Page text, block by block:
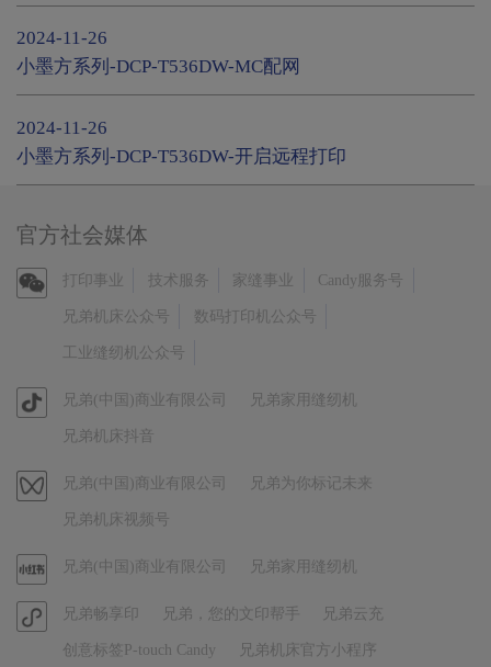
2024-11-26
小墨方系列-DCP-T536DW-MC配网
2024-11-26
小墨方系列-DCP-T536DW-开启远程打印
官方社会媒体
官
信
打印事业 技术服务 家缝事业 Candy服务号
兄弟机床公众号 数码打印机公众号
工业缝纫机公众号
官
音
兄弟(中国)商业有限公司 兄弟家用缝纫机
兄弟机床抖音
视兄弟(中国)商业有限公司 兄弟为你标记未来
兄弟机床视频号
官
小
红
兄弟(中国)商业有限公司 兄弟家用缝纫机
官兄弟畅享印 兄弟，您的文印帮手 兄弟云充
创意标签P-touch Candy 兄弟机床官方小程序